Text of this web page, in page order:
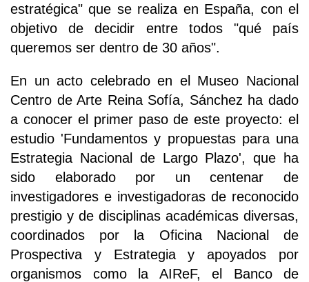
estratégica" que se realiza en España, con el
objetivo de decidir entre todos "qué país
queremos ser dentro de 30 años".
En un acto celebrado en el Museo Nacional
Centro de Arte Reina Sofía, Sánchez ha dado
a conocer el primer paso de este proyecto: el
estudio 'Fundamentos y propuestas para una
Estrategia Nacional de Largo Plazo', que ha
sido elaborado por un centenar de
investigadores e investigadoras de reconocido
prestigio y de disciplinas académicas diversas,
coordinados por la Oficina Nacional de
Prospectiva y Estrategia y apoyados por
organismos como la AIReF, el Banco de